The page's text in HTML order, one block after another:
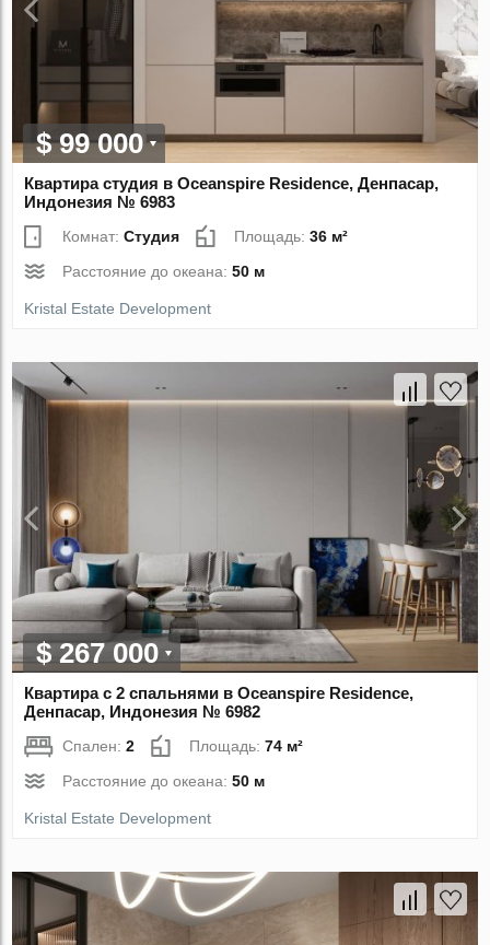
$ 99 000
Квартира студия в Oceanspire Residence, Денпасар,
Индонезия № 6983
Комнат:Студия Площадь:36 м²
Расстояние до океана:50 м
Kristal Estate Development
$ 267 000
Квартира с 2 спальнями в Oceanspire Residence,
Денпасар, Индонезия № 6982
Спален:2 Площадь:74 м²
Расстояние до океана:50 м
Kristal Estate Development